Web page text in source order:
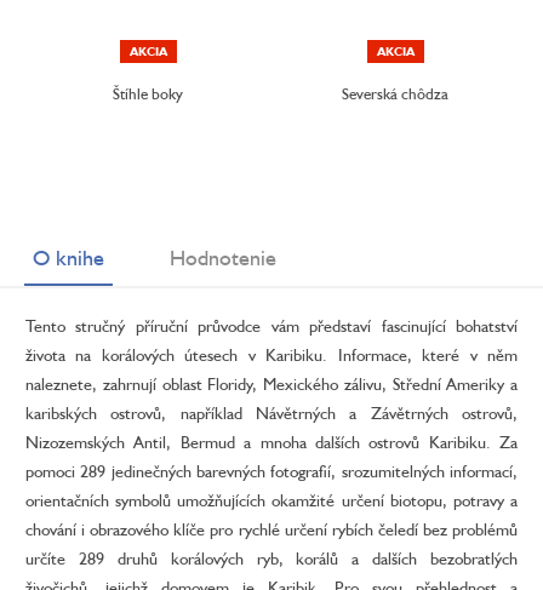
AKCIA
Štíhle boky
AKCIA
Severská chôdza
O knihe Hodnotenie
Tento stručný příruční průvodce vám představí fascinující bohatství
života na korálových útesech v Karibiku. Informace, které v něm
naleznete, zahrnují oblast Floridy, Mexického zálivu, Střední Ameriky a
karibských ostrovů, například Návětrných a Závětrných ostrovů,
Nizozemských Antil, Bermud a mnoha dalších ostrovů Karibiku. Za
pomoci 289 jedinečných barevných fotografií, srozumitelných informací,
orientačních symbolů umožňujících okamžité určení biotopu, potravy a
chování i obrazového klíče pro rychlé určení rybích čeledí bez problémů
určíte 289 druhů korálových ryb, korálů a dalších bezobratlých